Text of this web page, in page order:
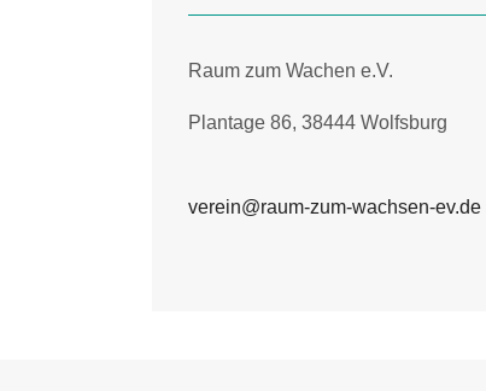
Raum zum Wachen e.V.
Plantage 86, 38444 Wolfsburg
verein@raum-zum-wachsen-ev.de